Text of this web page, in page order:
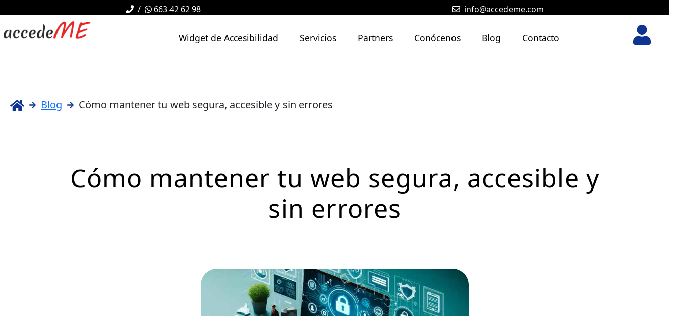
/ 663 42 62 98 info@accedeme.com
Widget de Accesibilidad Servicios Partners Conócenos Blog Contacto
Blog Cómo mantener tu web segura, accesible y sin errores
Cómo mantener tu web segura, accesible y
sin errores